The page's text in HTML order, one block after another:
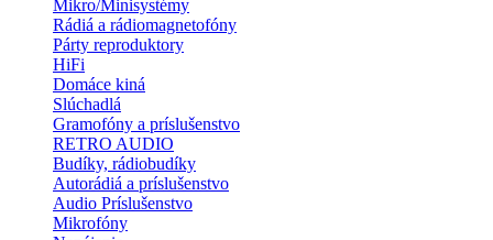
Mikro/Minisystémy
Rádiá a rádiomagnetofóny
Párty reproduktory
HiFi
Domáce kiná
Slúchadlá
Gramofóny a príslušenstvo
RETRO AUDIO
Budíky, rádiobudíky
Autorádiá a príslušenstvo
Audio Príslušenstvo
Mikrofóny